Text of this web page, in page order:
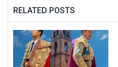
RELATED POSTS